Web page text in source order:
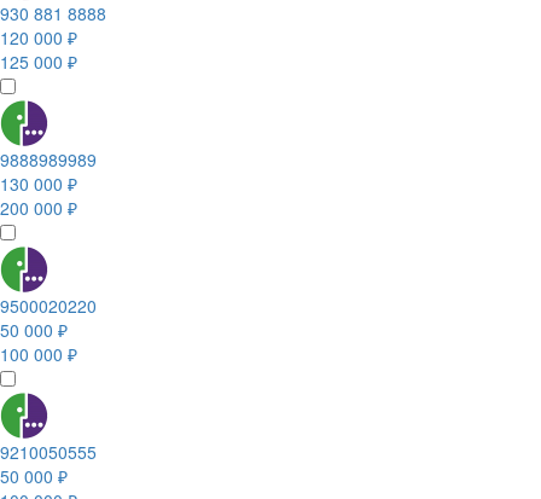
930 881 8888
120 000 ₽
125 000 ₽
9888989989
130 000 ₽
200 000 ₽
9500020220
50 000 ₽
100 000 ₽
9210050555
50 000 ₽